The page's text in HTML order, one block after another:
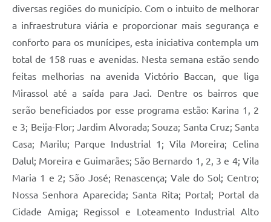
diversas regiões do município. Com o intuito de melhorar
a infraestrutura viária e proporcionar mais segurança e
conforto para os munícipes, esta iniciativa contempla um
total de 158 ruas e avenidas. Nesta semana estão sendo
feitas melhorias na avenida Victório Baccan, que liga
Mirassol até a saída para Jaci. Dentre os bairros que
serão beneficiados por esse programa estão: Karina 1, 2
e 3; Beija-Flor; Jardim Alvorada; Souza; Santa Cruz; Santa
Casa; Marilu; Parque Industrial 1; Vila Moreira; Celina
Dalul; Moreira e Guimarães; São Bernardo 1, 2, 3 e 4; Vila
Maria 1 e 2; São José; Renascença; Vale do Sol; Centro;
Nossa Senhora Aparecida; Santa Rita; Portal; Portal da
Cidade Amiga; Regissol e Loteamento Industrial Alto